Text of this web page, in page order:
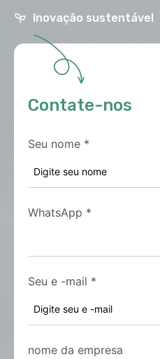
Inovação sustentável
Contate-nos
Seu nome *
WhatsApp *
Seu e -mail *
nome da empresa